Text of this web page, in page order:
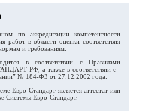
по аккредитации компетентности
работ в области оценки соответствия
и требованиям.
в соответствии с Правилами
РФ, а также в соответствии с
№ 184-ФЗ от 27.12.2002 года.
Евро-Стандарт является аттестат или
Системы Евро-Стандарт.